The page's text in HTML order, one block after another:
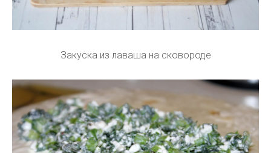
Закуска из лаваша на сковороде